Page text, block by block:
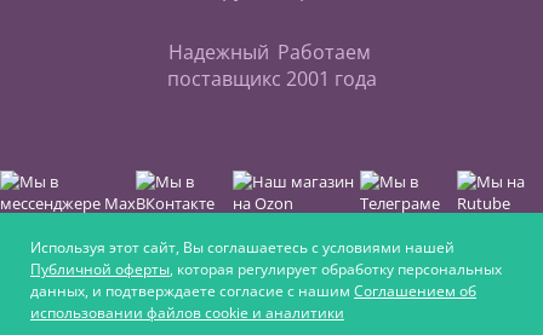
Надежный
поставщик
Работаем
с 2001 года
Интернет-магазин для любителей верховой езды,
Используя этот сайт, Вы соглашаетесь с условиями нашей
Публичной оферты, которая регулирует обработку персональных
данных, и подтверждаете согласие с нашим Соглашением об
использовании файлов cookie и аналитики